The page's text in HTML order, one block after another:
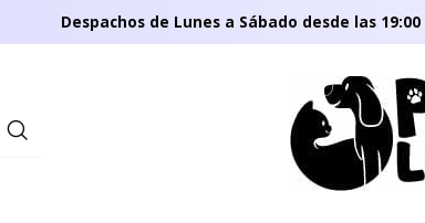
Despachos de Lunes a Sábado desde las